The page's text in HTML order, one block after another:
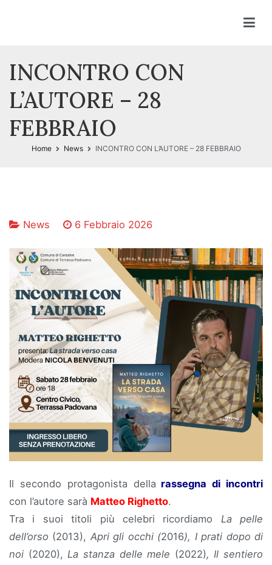
INCONTRO CON
L’AUTORE – 28
FEBBRAIO
Home News INCONTRO CON L’AUTORE – 28 FEBBRAIO
News 6 Febbraio 2026
Il secondo protagonista della rassegna di incontri
con l’autore sarà Matteo Righetto.
Tra i suoi titoli più celebri ricordiamo La pelle
dell’orso (2013), Apri gli occhi (2016), I prati dopo di
noi (2020), La stanza delle mele (2022), Il sentiero